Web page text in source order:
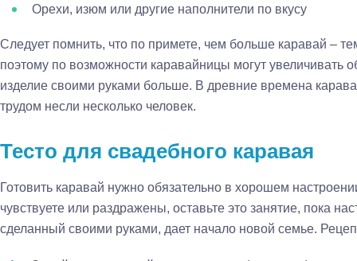
Орехи, изюм или другие наполнители по вкусу
Следует помнить, что по примете, чем больше каравай –
поэтому по возможности каравайницы могут увеличивать
изделие своими руками больше. В древние времена
трудом несли несколько человек.
Тесто для свадебного каравая
Готовить каравай нужно обязательно в хорошем
чувствуете или раздражены, оставьте это занятие, пока
сделанный своими руками, дает начало новой семье.